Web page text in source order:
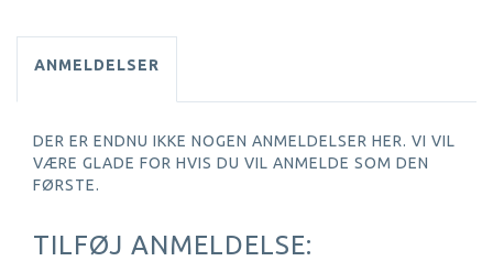
ANMELDELSER
DER ER ENDNU IKKE NOGEN ANMELDELSER HER. VI VIL
VÆRE GLADE FOR HVIS DU VIL ANMELDE SOM DEN
FØRSTE.
TILFØJ ANMELDELSE: